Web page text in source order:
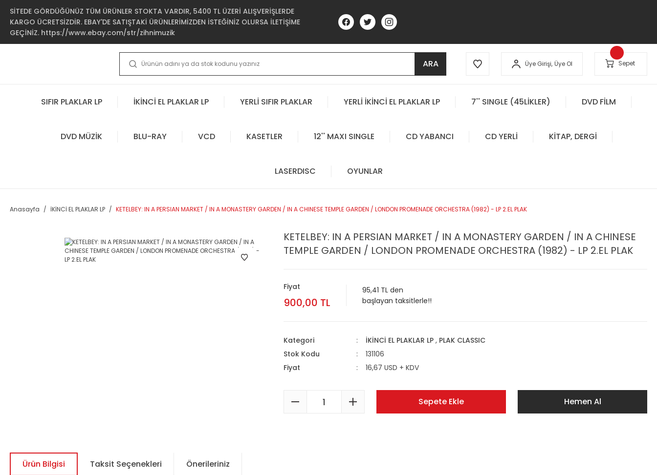
SİTEDE GÖRDÜĞÜNÜZ TÜM ÜRÜNLER STOKTA VARDIR, 5400 TL ÜZERİ ALIŞVERİŞLERDE
KARGO ÜCRETSİZDİR. EBAY'DE SATIŞTAKİ ÜRÜNLERİMİZDEN İSTEĞİNİZ OLURSA İLETİŞİME
GEÇİNİZ. https://www.ebay.com/str/zihnimuzik
ARA Üye Girişi, Üye Ol Sepet
SIFIR PLAKLAR LP İKİNCİ EL PLAKLAR LP YERLİ SIFIR PLAKLAR YERLİ İKİNCİ EL PLAKLAR LP 7'' SINGLE (45LİKLER) DVD FİLM
DVD MÜZİK BLU-RAY VCD KASETLER 12'' MAXI SINGLE CD YABANCI CD YERLİ KİTAP, DERGİ
LASERDISC OYUNLAR
Anasayfa İKİNCİ EL PLAKLAR LP KETELBEY: IN A PERSIAN MARKET / IN A MONASTERY GARDEN / IN A CHINESE TEMPLE GARDEN / LONDON PROMENADE ORCHESTRA (1982) - LP 2.EL PLAK
KETELBEY: IN A PERSIAN MARKET / IN A MONASTERY GARDEN / IN A CHINESE
TEMPLE GARDEN / LONDON PROMENADE ORCHESTRA (1982) - LP 2.EL PLAK
Fiyat
900,00 TL
95,41 TL den
başlayan taksitlerle!!
Kategori İKİNCİ EL PLAKLAR LP , PLAK CLASSIC
Stok Kodu
131106
Fiyat
16,67 USD + KDV
Sepete Ekle Hemen Al
Ürün Bilgisi Taksit Seçenekleri Önerileriniz